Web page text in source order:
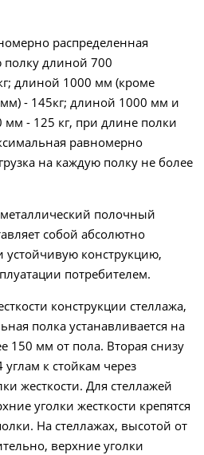
распределенная
полку длиной 700
длиной 1000 мм (кроме
- 145кг; длиной 1000 мм и
мм - 125 кг, при длине полки
равномерно
на каждую полку не более
полочный
собой абсолютно
устойчивую конструкцию,
потребителем.
конструкции стеллажа,
полка устанавливается на
150 мм от пола. Вторая снизу
углам к стойкам через
жесткости. Для стеллажей
уголки жесткости крепятся
На стеллажах, высотой от
верхние уголки